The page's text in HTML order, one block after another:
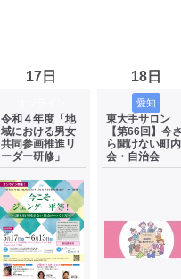
17日
令和４年度「地
域における男女
共同参画推進リ
ーダー研修」
18日
愛知
東大手サロン
【第66回】今
ら聞けない町内
会・自治会